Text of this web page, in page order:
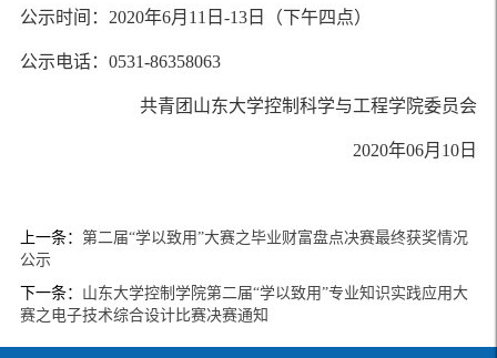
公示时间：2020年6月11日-13日（下午四点）
公示电话：0531-86358063
共青团山东大学控制科学与工程学院委员会
2020年06月10日
上一条： 第二届“学以致用”大赛之毕业财富盘点决赛最终获奖情况
公示
下一条： 山东大学控制学院第二届“学以致用”专业知识实践应用大
赛之电子技术综合设计比赛决赛通知